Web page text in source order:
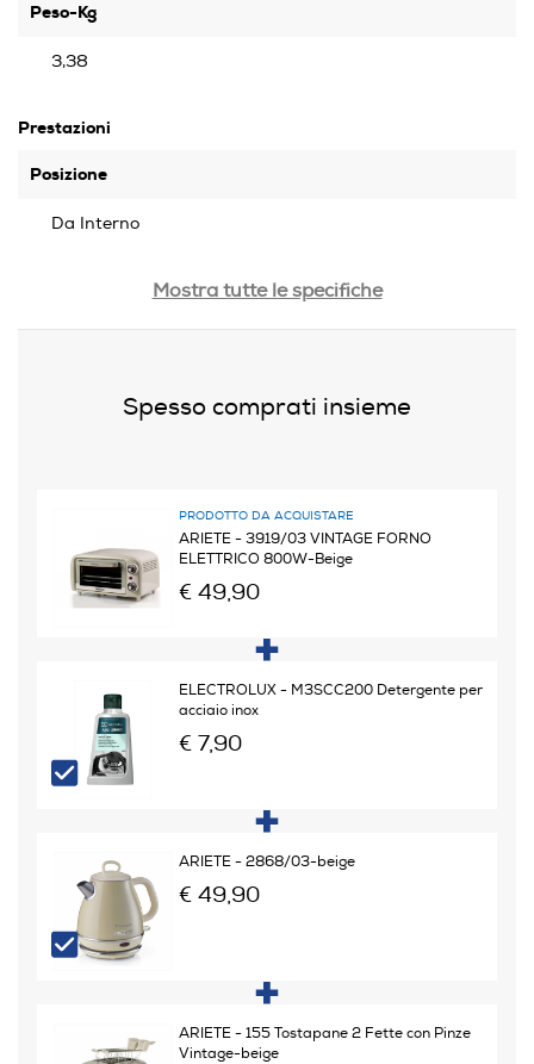
Peso-Kg
3,38
Prestazioni
Posizione
Da Interno
Dotazioni - Personalizzazioni
Funzioni e Plus
Mostra tutte le specifiche
Spesso comprati insieme
PRODOTTO DA ACQUISTARE
ARIETE - 3919/03 VINTAGE FORNO
ELETTRICO 800W-Beige
€ 49,90
ELECTROLUX - M3SCC200 Detergente per
acciaio inox
€ 7,90
ARIETE - 2868/03-beige
€ 49,90
ARIETE - 155 Tostapane 2 Fette con Pinze
Vintage-beige